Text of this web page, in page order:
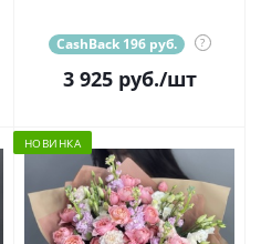
CashBack 196 руб. ?
3 925руб./шт
НОВИНКА